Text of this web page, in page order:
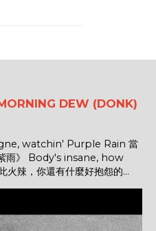
DEW (DONK)
watchin' Purple Rain 當
雨》 Body's insane, how
辣，你還有什麼好抱怨的...